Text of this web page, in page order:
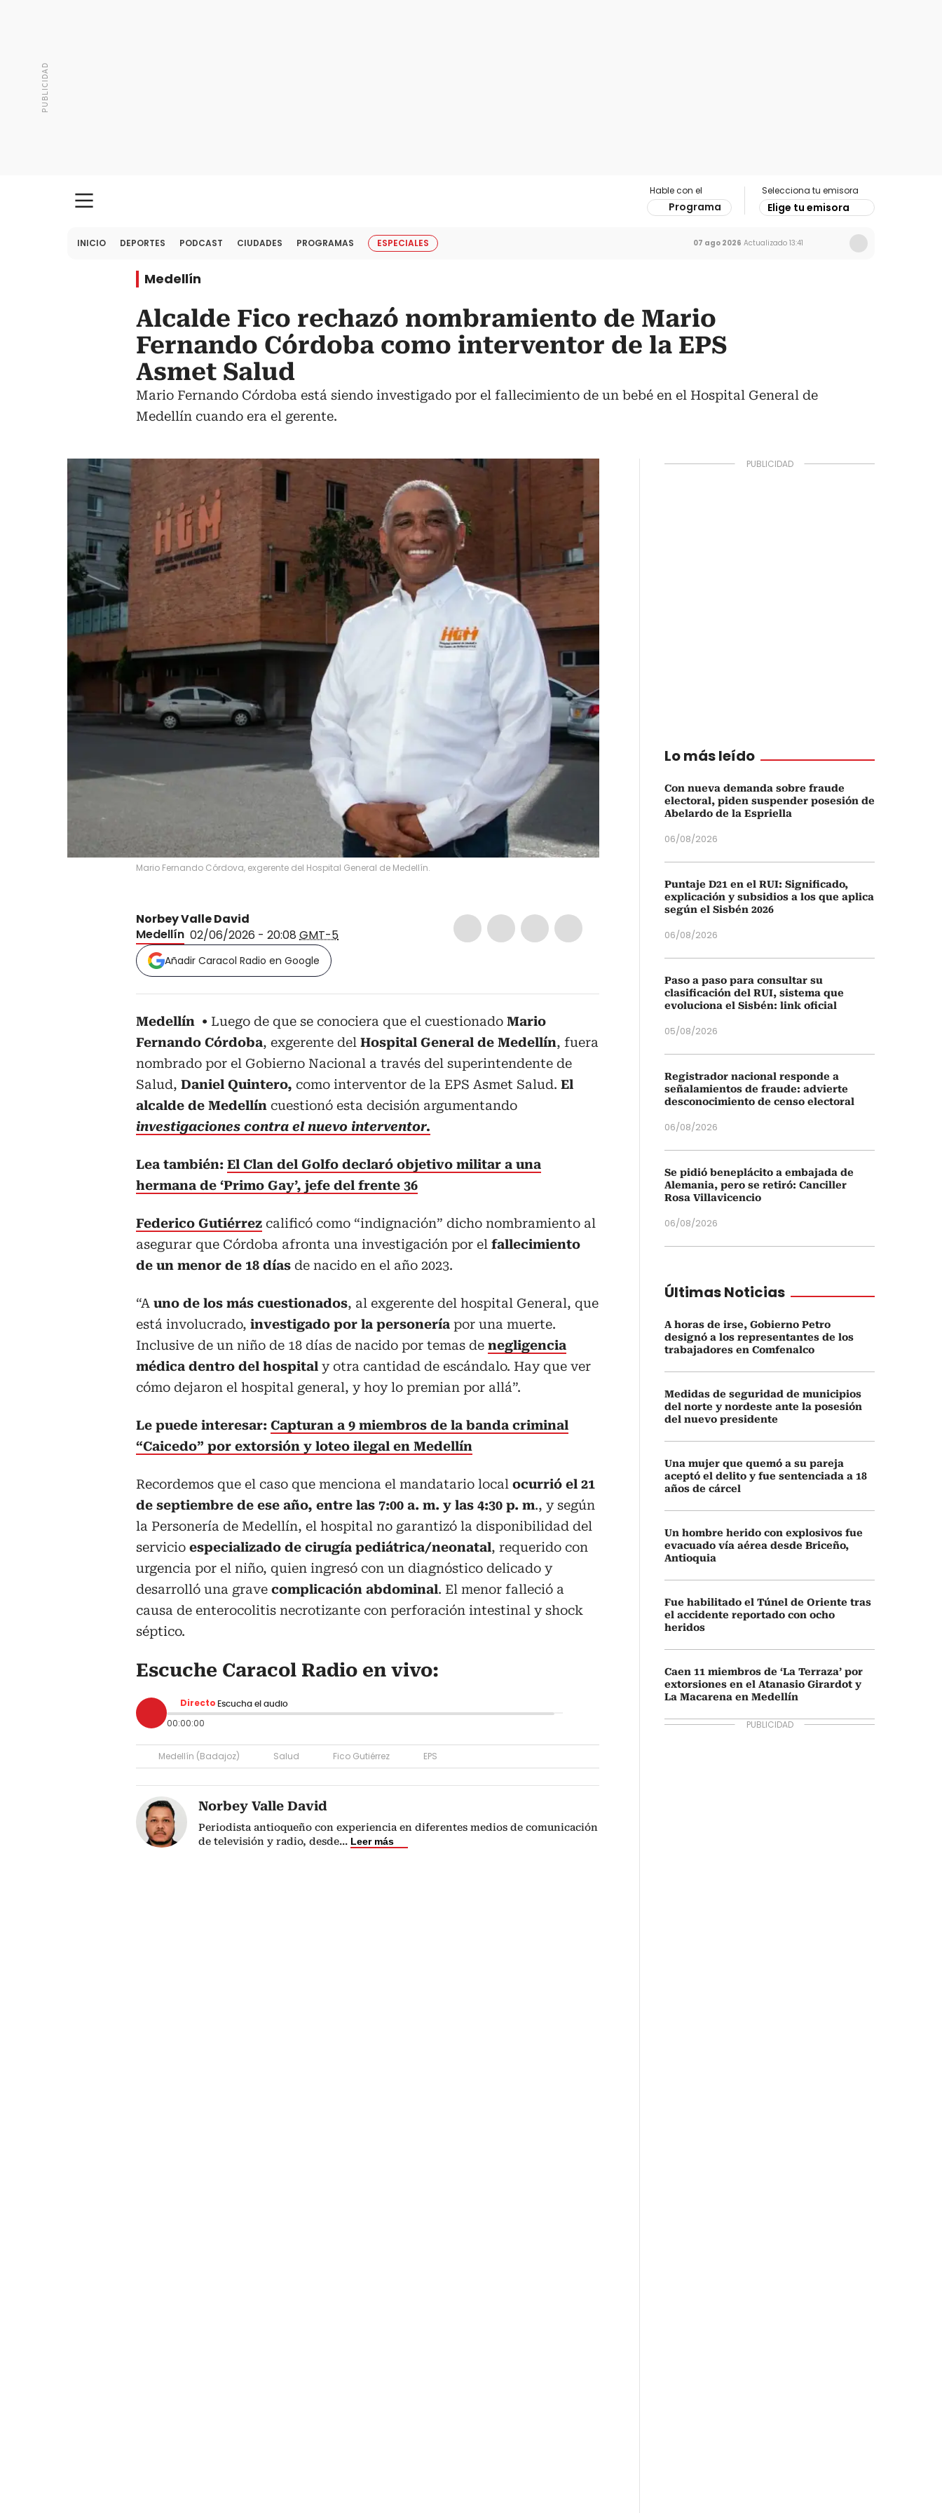
Hable con el
Programa
Selecciona tu emisora
Elige tu emisora
INICIO DEPORTES PODCAST CIUDADES PROGRAMAS ESPECIALES 07 ago 2026 Actualizado 13:41
Medellín
Alcalde Fico rechazó nombramiento de Mario
Fernando Córdoba como interventor de la EPS
Asmet Salud
Mario Fernando Córdoba está siendo investigado por el fallecimiento de un bebé en el Hospital General de
Medellín cuando era el gerente.
Mario Fernando Córdova, exgerente del Hospital General de Medellín.
Norbey Valle David
Medellín 02/06/2026 - 20:08 GMT-5
Añadir Caracol Radio en Google
Medellín Luego de que se conociera que el cuestionado Mario
Fernando Córdoba, exgerente del Hospital General de Medellín, fuera
nombrado por el Gobierno Nacional a través del superintendente de
Salud, Daniel Quintero, como interventor de la EPS Asmet Salud. El
alcalde de Medellín cuestionó esta decisión argumentando
investigaciones contra el nuevo interventor.
Lea también: El Clan del Golfo declaró objetivo militar a una
hermana de ‘Primo Gay’, jefe del frente 36
Federico Gutiérrez calificó como “indignación” dicho nombramiento al
asegurar que Córdoba afronta una investigación por el fallecimiento
de un menor de 18 días de nacido en el año 2023.
“A uno de los más cuestionados, al exgerente del hospital General, que
está involucrado, investigado por la personería por una muerte.
Inclusive de un niño de 18 días de nacido por temas de negligencia
médica dentro del hospital y otra cantidad de escándalo. Hay que ver
cómo dejaron el hospital general, y hoy lo premian por allá”.
Le puede interesar: Capturan a 9 miembros de la banda criminal
“Caicedo” por extorsión y loteo ilegal en Medellín
Recordemos que el caso que menciona el mandatario local ocurrió el 21
de septiembre de ese año, entre las 7:00 a. m. y las 4:30 p. m., y según
la Personería de Medellín, el hospital no garantizó la disponibilidad del
servicio especializado de cirugía pediátrica/neonatal, requerido con
urgencia por el niño, quien ingresó con un diagnóstico delicado y
desarrolló una grave complicación abdominal. El menor falleció a
causa de enterocolitis necrotizante con perforación intestinal y shock
séptico.
Escuche Caracol Radio en vivo:
Directo Escucha el audio
00:00:00
Medellín (Badajoz) Salud Fico Gutiérrez EPS
Norbey Valle David
Periodista antioqueño con experiencia en diferentes medios de comunicación
de televisión y radio, desde... Leer más
Lo más leído
Con nueva demanda sobre fraude
electoral, piden suspender posesión de
Abelardo de la Espriella
06/08/2026
Puntaje D21 en el RUI: Significado,
explicación y subsidios a los que aplica
según el Sisbén 2026
06/08/2026
Paso a paso para consultar su
clasificación del RUI, sistema que
evoluciona el Sisbén: link oficial
05/08/2026
Registrador nacional responde a
señalamientos de fraude: advierte
desconocimiento de censo electoral
06/08/2026
Se pidió beneplácito a embajada de
Alemania, pero se retiró: Canciller
Rosa Villavicencio
06/08/2026
Últimas Noticias
A horas de irse, Gobierno Petro
designó a los representantes de los
trabajadores en Comfenalco
Medidas de seguridad de municipios
del norte y nordeste ante la posesión
del nuevo presidente
Una mujer que quemó a su pareja
aceptó el delito y fue sentenciada a 18
años de cárcel
Un hombre herido con explosivos fue
evacuado vía aérea desde Briceño,
Antioquia
Fue habilitado el Túnel de Oriente tras
el accidente reportado con ocho
heridos
Caen 11 miembros de ‘La Terraza’ por
extorsiones en el Atanasio Girardot y
La Macarena en Medellín